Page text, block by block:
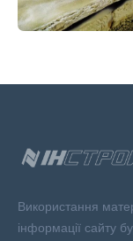
Використання
інформації сайту